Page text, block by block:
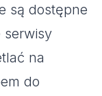
są dostępne
serwisy
na
do